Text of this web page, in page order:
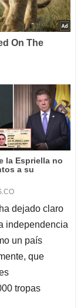
dejado claro
independencia
un país
que
tropas